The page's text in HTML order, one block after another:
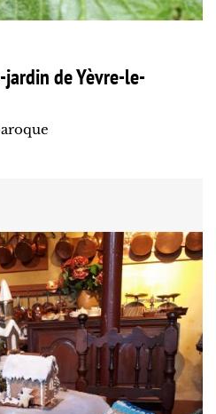
jardin de Yèvre-le-